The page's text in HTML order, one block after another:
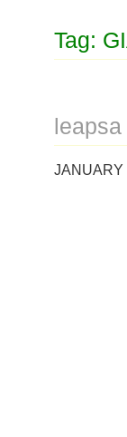
Tag:
JANUARY